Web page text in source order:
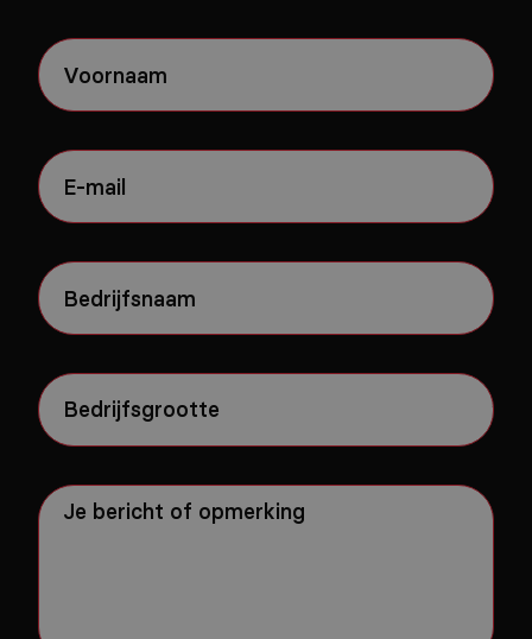
Naam
(Vereist)
Email
(Vereist)
Bedrijfsnaam
(Vereist)
Bedrijfsgrootte
(Vereist)
bericht